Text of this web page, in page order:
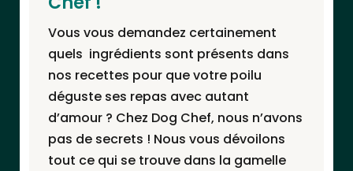
Vous vous demandez certainement
quels ingrédients sont présents dans
nos recettes pour que votre poilu
déguste ses repas avec autant
d’amour ? Chez Dog Chef, nous n’avons
pas de secrets ! Nous vous dévoilons
tout ce qui se trouve dans la gamelle